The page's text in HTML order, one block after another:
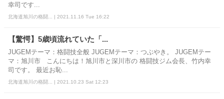
幸司です...
北海道旭川の格闘... | 2021.11.16 Tue 16:22
【驚愕】5歳頃流れていた「...
JUGEMテーマ：格闘技全般 JUGEMテーマ：つぶやき。 JUGEMテー
マ：旭川市 こんにちは！旭川市と深川市の 格闘技ジム会長、竹内幸
司です。 最近お恥...
北海道旭川の格闘... | 2021.10.23 Sat 12:23